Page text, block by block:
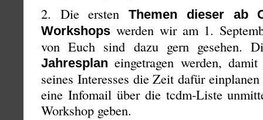
2. Die erstenThemen dieser ab
Workshops werden wir am 1.
von Euch sind dazu gern gesehen.
Jahresplan eingetragen werden,
seines Interesses die Zeit dafür
eine Infomail über die tcdm-Liste
Workshop geben.